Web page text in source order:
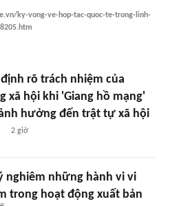
ky-vong-ve-hop-tac-quoc-te-trong-linh-
rõ trách nhiệm của
xã hội khi 'Giang hồ mạng'
hưởng đến trật tự xã hội
2 giờ
nghiêm những hành vi vi
trong hoạt động xuất bản